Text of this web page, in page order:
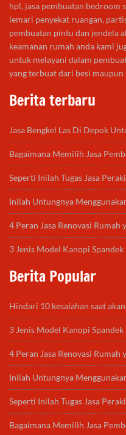
hpl, jasa pembuatan bedroom
lemari penyekat ruangan,
pembuatan pintu dan jendela
keamanan rumah anda kami
untuk melayani dalam
yang terbuat dari besi maupun
Berita terbaru
Jasa Bengkel Las Di Depok
Bagaimana Memilih Jasa
Seperti Inilah Tugas Jasa
Inilah Untungnya
4 Peran Jasa Renovasi
3 Jenis Model Kanopi
Berita Popular
Hindari 10 kesalahan saat
3 Jenis Model Kanopi
4 Peran Jasa Renovasi
Inilah Untungnya
Seperti Inilah Tugas Jasa
Bagaimana Memilih Jasa